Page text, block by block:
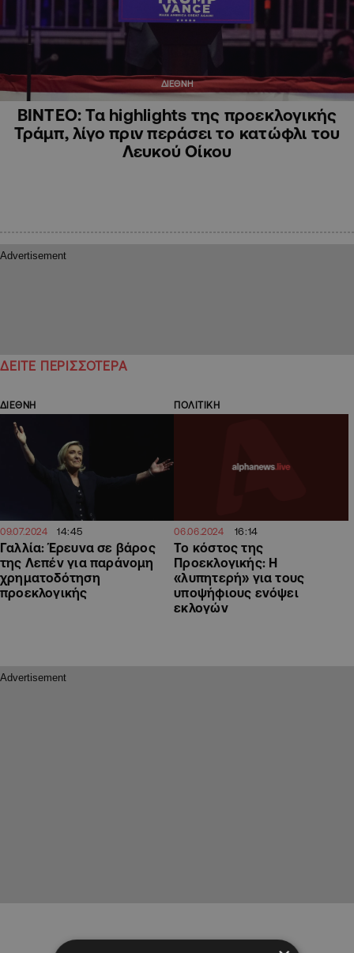
ΔΙΕΘΝΗ
ΒΙΝΤΕΟ: Τα highlights της προεκλογικής
Τράμπ, λίγο πριν περάσει το κατώφλι του
Λευκού Οίκου
ΔΕΙΤΕ ΠΕΡΙΣΣΟΤΕΡΑ
ΔΙΕΘΝΗ
09.07.2024 14:45
Γαλλία: Έρευνα σε βάρος
της Λεπέν για παράνομη
χρηματοδότηση
προεκλογικής
ΠΟΛΙΤΙΚΗ
06.06.2024 16:14
Το κόστος της
Προεκλογικής: Η
«λυπητερή» για τους
υποψήφιους ενόψει
εκλογών